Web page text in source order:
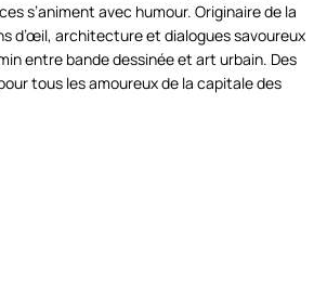
s’animent avec humour. Originaire de la
d’œil, architecture et dialogues savoureux
entre bande dessinée et art urbain. Des
tous les amoureux de la capitale des